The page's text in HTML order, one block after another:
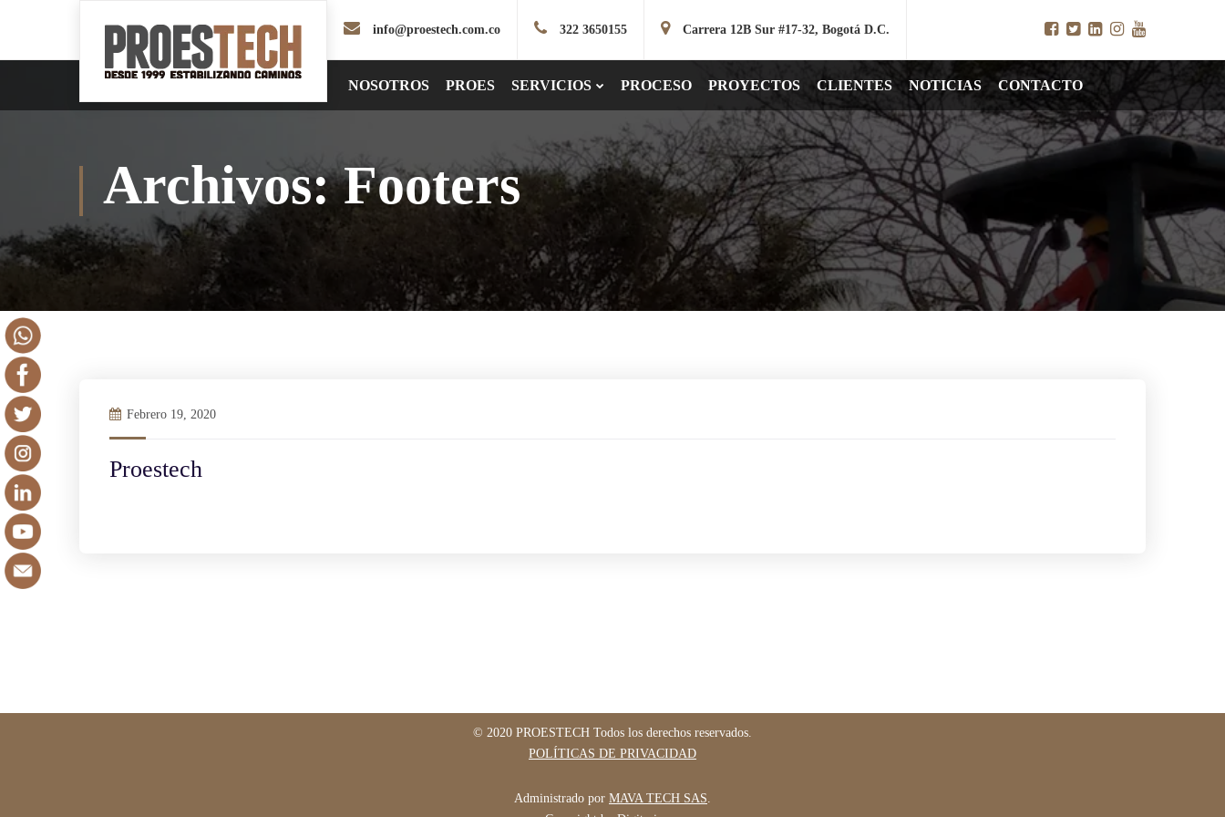
info@proestech.com.co 322 3650155 Carrera 12B Sur #17-32, Bogotá D.C.
NOSOTROS PROES SERVICIOS PROCESO PROYECTOS CLIENTES NOTICIAS CONTACTO
Archivos:Footers
Febrero 19, 2020
Proestech
© 2020 PROESTECH Todos los derechos reservados.
POLÍTICAS DE PRIVACIDAD
Administrado por MAVA TECH SAS.